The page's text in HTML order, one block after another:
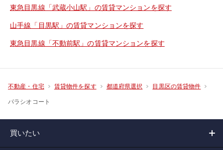
東急目黒線「武蔵小山駅」の賃貸マンションを探す
山手線「目黒駅」の賃貸マンションを探す
東急目黒線「不動前駅」の賃貸マンションを探す
不動産・住宅 賃貸物件を探す 都道府県選択 目黒区の賃貸物件
パラシオコート
買いたい